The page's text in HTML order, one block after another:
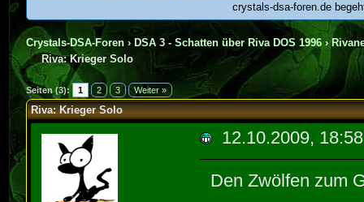
crystals-dsa-foren.de
Crystals-DSA-Foren › DSA 3 - Schatten über Riva DOS 1996 ›
Riva: Krieger Solo
Seiten (3): 1 2 3 Weiter »
Riva: Krieger Solo
12.10.2009, 18:58
Den Zwölfen zum